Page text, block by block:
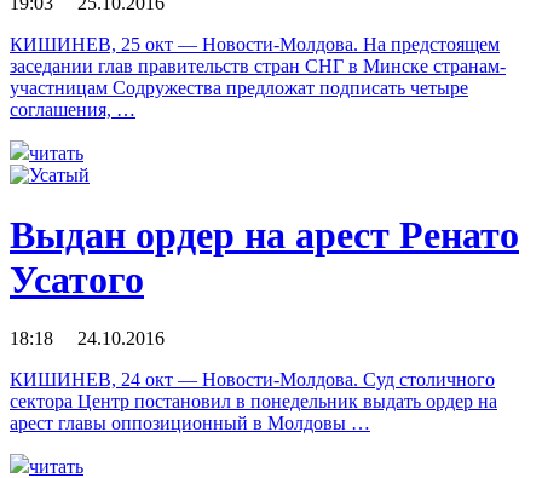
КИШИНЕВ, 25 окт — Новости-Молдова. На предстоящем
заседании глав правительств стран СНГ в Минске странам-
участницам Содружества предложат подписать четыре
соглашения, …
читать
Выдан ордер на арест Ренато
Усатого
18:18 24.10.2016
КИШИНЕВ, 24 окт — Новости-Молдова. Суд столичного
сектора Центр постановил в понедельник выдать ордер на
арест главы оппозиционный в Молдовы …
читать